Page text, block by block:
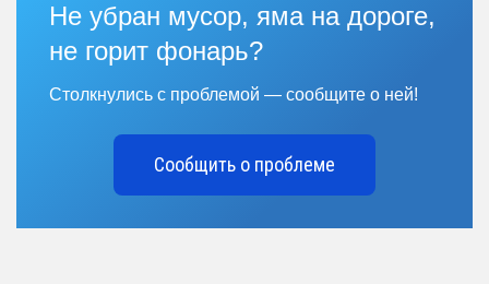
Не убран мусор, яма на дороге,
не горит фонарь?
Столкнулись с проблемой — сообщите о ней!
Сообщить о проблеме